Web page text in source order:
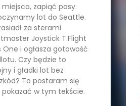
miejsca, zapiąć pasy.
lot do Seattle.
za sterami
Joystick T.Flight
One i ogłasza gotowość
Czy będzie to
i gładki lot bez
To postaram się
w tym tekście.